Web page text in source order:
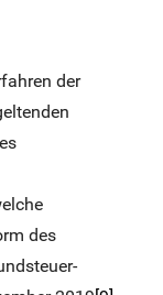
der
des